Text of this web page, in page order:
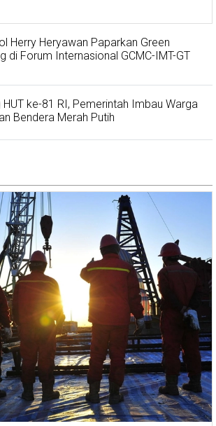
Herry Heryawan Paparkan Green
di Forum Internasional GCMC-IMT-GT
HUT ke-81 RI, Pemerintah Imbau Warga
Bendera Merah Putih